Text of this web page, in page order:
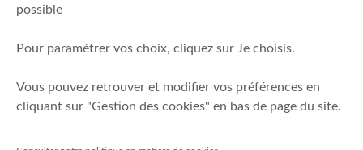
Fonds de garantie des dépôts et de résolution
Mentions légales
Prévention de la fraude
possible
Pour paramétrer vos choix, cliquez sur Je choisis.
Vous pouvez retrouver et modifier vos préférences en
cliquant sur "Gestion des cookies" en bas de page du site.